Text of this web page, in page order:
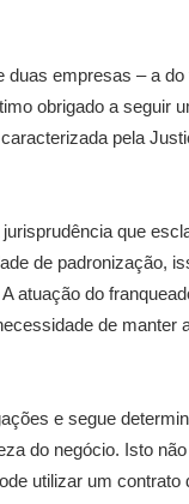
duas empresas – a
obrigado a seguir
pela
que
de padronização,
atuação do
de manter
e segue
do negócio. Isto
utilizar um